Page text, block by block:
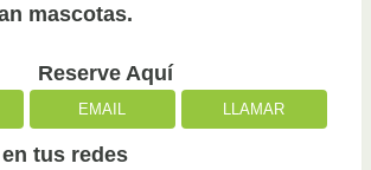
mascotas.
Reserve Aquí
EMAIL LLAMAR
tus redes